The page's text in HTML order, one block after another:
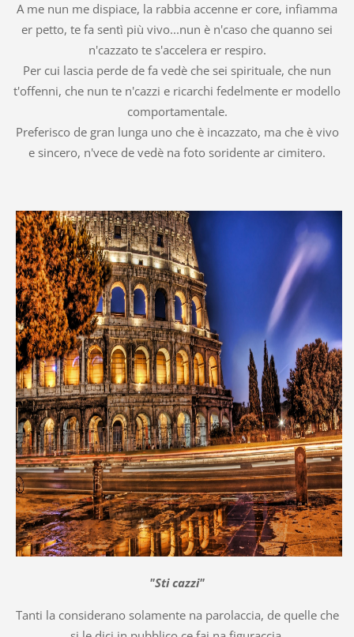
A me nun me dispiace, la rabbia accenne er core, infiamma
er petto, te fa sentì più vivo...nun è n'caso che quanno sei
n'cazzato te s'accelera er respiro.
Per cui lascia perde de fa vedè che sei spirituale, che nun
t'offenni, che nun te n'cazzi e ricarchi fedelmente er modello
comportamentale.
Preferisco de gran lunga uno che è incazzato, ma che è vivo
e sincero, n'vece de vedè na foto soridente ar cimitero.
"Sti cazzi"
Tanti la considerano solamente na parolaccia, de quelle che